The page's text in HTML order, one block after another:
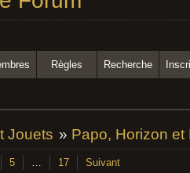
Règles Recherche
Jouets » Papo, Horizon et
5 … 17 Suivant